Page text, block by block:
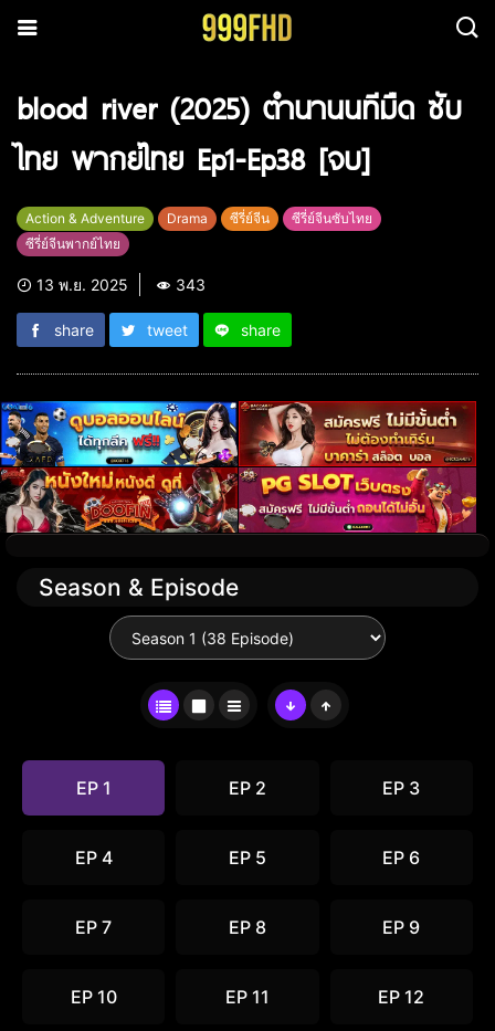
blood river (2025) ตำนานนทีมืด ซับ
ไทย พากย์ไทย Ep1-Ep38 [จบ]
Action & Adventure Drama ซีรี่ย์จีน
ซีรี่ย์จีนซับไทย
ซีรี่ย์จีนพากย์ไทย
13 พ.ย. 2025 343
share tweet share
Season & Episode
EP 1 EP 2 EP 3
EP 4 EP 5 EP 6
EP 7 EP 8 EP 9
EP 10 EP 11 EP 12